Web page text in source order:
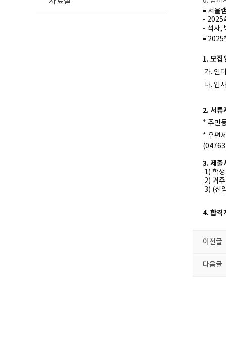
￭ 서울
- 2025
- 석사,
￭ 2025
1. 모집
가. 인
나. 입
2. 서류
* 주민
* 우편
(04763
3. 제출
1) 학
2) 거
3) (신
4. 합격
이전글
다음글